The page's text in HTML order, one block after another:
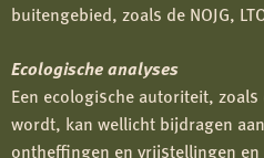
buitengebied, zoals de NOJG,
Ecologische analyses
Een ecologische autoriteit,
wordt, kan wellicht bijdragen
ontheffingen en vrijstellingen